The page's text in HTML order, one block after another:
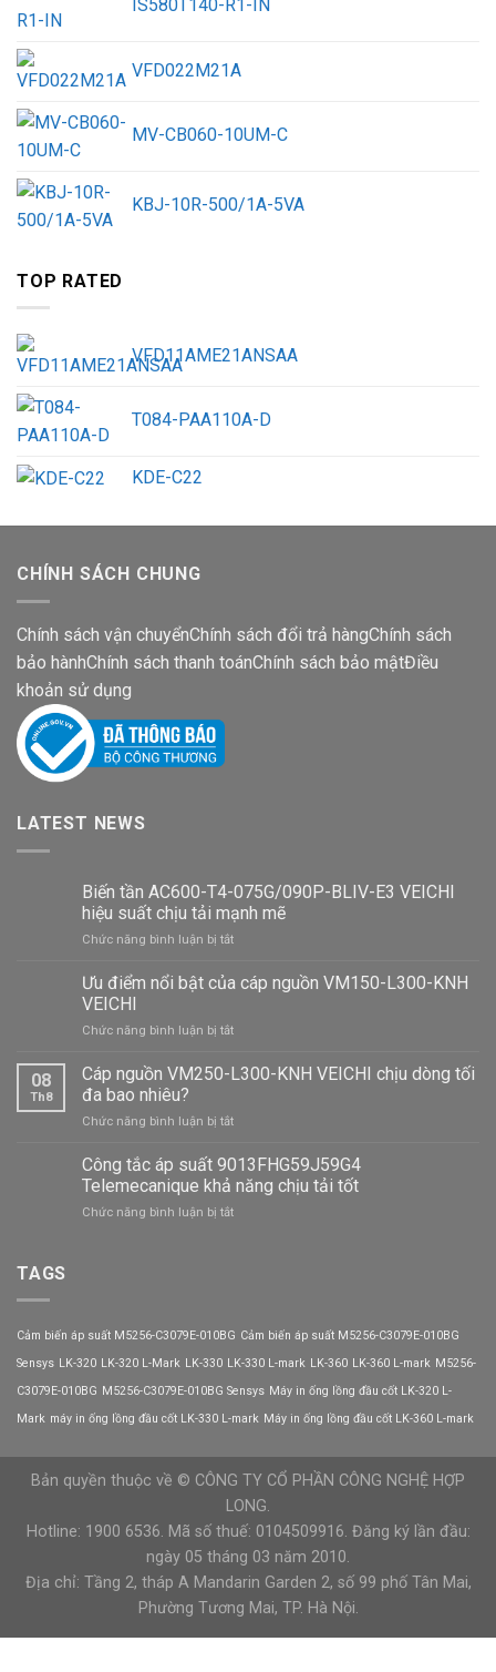
IS580T140-R1-IN
VFD022M21A
MV-CB060-10UM-C
KBJ-10R-500/1A-5VA
TOP RATED
VFD11AME21ANSAA
T084-PAA110A-D
KDE-C22
CHÍNH SÁCH CHUNG
Chính sách vận chuyểnChính sách đổi trả hàngChính sách
bảo hànhChính sách thanh toánChính sách bảo mậtĐiều
khoản sử dụng
LATEST NEWS
Biến tần AC600-T4-075G/090P-BLIV-E3 VEICHI
hiệu suất chịu tải mạnh mẽ
Chức năng bình luận bị tắtở
tần
AC600-
075G/090P-
E3
suất
tải
mạnh
Ưu điểm nổi bật của cáp nguồn VM150-L300-KNH
VEICHI
Chức năng bình luận bị tắtở
điểm
của
nguồn
VM150-
KNH
08
Th8
Cáp nguồn VM250-L300-KNH VEICHI chịu dòng tối
đa bao nhiêu?
Chức năng bình luận bị tắtở
nguồn
VM250-
L300-
KNH
bao
Công tắc áp suất 9013FHG59J59G4
Telemecanique khả năng chịu tải tốt
Chức năng bình luận bị tắtở
khả
năng
tải
tốt
TAGS
Cảm biến áp suất M5256-C3079E-010BG Cảm biến áp suất M5256-C3079E-010BG
Sensys LK-320 LK-320 L-Mark LK-330 LK-330 L-mark LK-360 LK-360 L-mark M5256-
C3079E-010BG M5256-C3079E-010BG Sensys Máy in ống lồng đầu cốt LK-320 L-
Mark máy in ống lồng đầu cốt LK-330 L-mark Máy in ống lồng đầu cốt LK-360 L-mark
Bản quyền thuộc về © CÔNG TY CỔ PHẦN CÔNG NGHỆ HỢP
LONG.
Hotline: 1900 6536. Mã số thuế: 0104509916. Đăng ký lần đầu:
ngày 05 tháng 03 năm 2010.
Địa chỉ: Tầng 2, tháp A Mandarin Garden 2, số 99 phố Tân Mai,
Phường Tương Mai, TP. Hà Nội.